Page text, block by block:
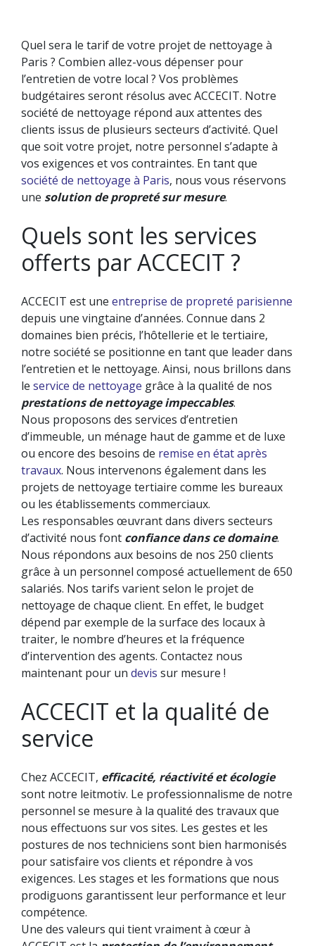
NETTOYAGE DE BUREAU
NETTOYAGE DES SURFACES VITRÉES
TRAVAUX SPÉCIAUX
LA GESTION DES DÉCHETS
Quel sera le tarif de votre projet de nettoyage à
Paris ? Combien allez-vous dépenser pour
l’entretien de votre local ? Vos problèmes
budgétaires seront résolus avec ACCECIT. Notre
société de nettoyage répond aux attentes des
clients issus de plusieurs secteurs d’activité. Quel
que soit votre projet, notre personnel s’adapte à
vos exigences et vos contraintes. En tant que
société de nettoyage à Paris, nous vous réservons
une solution de propreté sur mesure.
Quels sont les services
offerts par ACCECIT ?
ACCECIT est une entreprise de propreté parisienne
depuis une vingtaine d’années. Connue dans 2
domaines bien précis, l’hôtellerie et le tertiaire,
notre société se positionne en tant que leader dans
l’entretien et le nettoyage. Ainsi, nous brillons dans
le service de nettoyage grâce à la qualité de nos
prestations de nettoyage impeccables.
Nous proposons des services d’entretien
d’immeuble, un ménage haut de gamme et de luxe
ou encore des besoins de remise en état après
travaux. Nous intervenons également dans les
projets de nettoyage tertiaire comme les bureaux
ou les établissements commerciaux.
Les responsables œuvrant dans divers secteurs
d’activité nous font confiance dans ce domaine.
Nous répondons aux besoins de nos 250 clients
grâce à un personnel composé actuellement de 650
salariés. Nos tarifs varient selon le projet de
nettoyage de chaque client. En effet, le budget
dépend par exemple de la surface des locaux à
traiter, le nombre d’heures et la fréquence
d’intervention des agents. Contactez nous
maintenant pour un devis sur mesure !
ACCECIT et la qualité de
service
Chez ACCECIT, efficacité, réactivité et écologie
sont notre leitmotiv. Le professionnalisme de notre
personnel se mesure à la qualité des travaux que
nous effectuons sur vos sites. Les gestes et les
postures de nos techniciens sont bien harmonisés
pour satisfaire vos clients et répondre à vos
exigences. Les stages et les formations que nous
prodiguons garantissent leur performance et leur
compétence.
Une des valeurs qui tient vraiment à cœur à